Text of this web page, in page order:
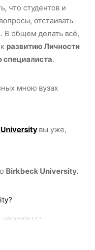
что студентов и
отстаивать
В общем делать всё,
развитию Личности
специалиста.
мною вузах
вы уже,
Birkbeck University.